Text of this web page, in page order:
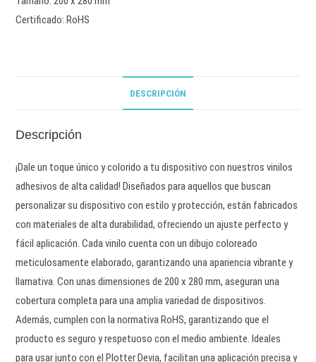
Certificado: RoHS
DESCRIPCIÓN
Descripción
¡Dale un toque único y colorido a tu dispositivo con nuestros vinilos
adhesivos de alta calidad! Diseñados para aquellos que buscan
personalizar su dispositivo con estilo y protección, están fabricados
con materiales de alta durabilidad, ofreciendo un ajuste perfecto y
fácil aplicación. Cada vinilo cuenta con un dibujo coloreado
meticulosamente elaborado, garantizando una apariencia vibrante y
llamativa. Con unas dimensiones de 200 x 280 mm, aseguran una
cobertura completa para una amplia variedad de dispositivos.
Además, cumplen con la normativa RoHS, garantizando que el
producto es seguro y respetuoso con el medio ambiente. Ideales
para usar junto con el Plotter Devia, facilitan una aplicación precisa y